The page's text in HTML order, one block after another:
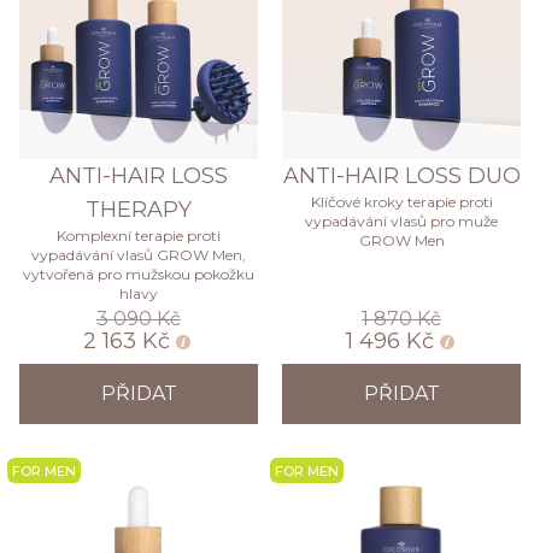
ANTI-HAIR LOSS
THERAPY
Komplexní terapie proti
vypadávání vlasů GROW Men,
vytvořená pro mužskou pokožku
hlavy
3 090 Kč
2 163 Kč
PŘIDAT
ANTI-HAIR LOSS DUO
Klíčové kroky terapie proti
vypadávání vlasů pro muže
GROW Men
1 870 Kč
1 496 Kč
PŘIDAT
NEW NEW